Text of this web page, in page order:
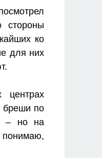
стороны
ко
для них
бреши по
– но на